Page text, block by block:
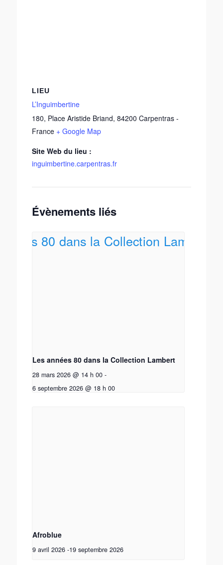
LIEU
L’Inguimbertine
180, Place Aristide Briand, 84200 Carpentras -
France + Google Map
Site Web du lieu :
inguimbertine.carpentras.fr
Évènements liés
Les années 80 dans la Collection Lambert
28 mars 2026 @ 14 h 00 -
6 septembre 2026 @ 18 h 00
Afroblue
9 avril 2026 -19 septembre 2026